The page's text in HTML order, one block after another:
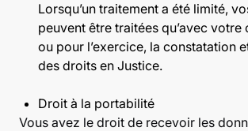
Lorsqu’un traitement a été limité,
peuvent être traitées qu’avec votre
ou pour l’exercice, la constatation
des droits en Justice.
Droit à la portabilité
Vous avez le droit de recevoir les